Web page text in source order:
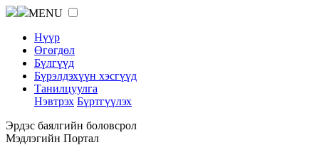
MENU
Нүүр
Өгөгдөл
Бүлгүүд
Бүрэлдэхүүн хэсгүүд
Танилцуулга
Нэвтрэх Бүртгүүлэх
Эрдэс баялгийн боловсрол
Мэдлэгийн Портал